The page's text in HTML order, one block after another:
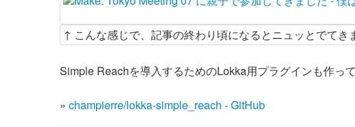
↑ こんな感じで、記事の終わり頃になるとニュッとでてき
Simple Reachを導入するためのLokka用プラグインも作っ
» champierre/lokka-simple_reach - GitHub